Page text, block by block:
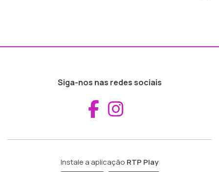
Siga-nos nas redes sociais
Aceder ao
Instale a aplicação RTP Play